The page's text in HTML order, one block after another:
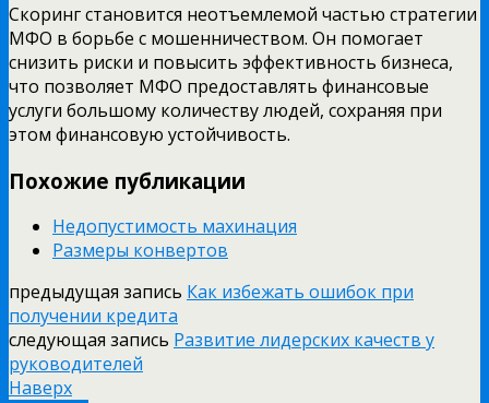
Скоринг становится неотъемлемой частью стратегии
МФО в борьбе с мошенничеством. Он помогает
снизить риски и повысить эффективность бизнеса,
что позволяет МФО предоставлять финансовые
услуги большому количеству людей, сохраняя при
этом финансовую устойчивость.
Похожие публикации
Недопустимость махинация
Размеры конвертов
предыдущая запись Как избежать ошибок при
получении кредита
следующая запись Развитие лидерских качеств у
руководителей
Наверх